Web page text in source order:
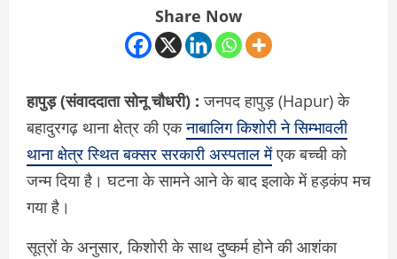
Share Now
हापुड़ (संवाददाता सोनू चौधरी) :जनपद हापुड़ (Hapur) के
बहादुरगढ़ थाना क्षेत्र की एकनाबालिग किशोरी ने सिम्भावली
थाना क्षेत्र स्थित बक्सर सरकारी अस्पताल मेंएक बच्ची को
जन्म दिया है। घटना के सामने आने के बाद इलाके में हड़कंप मच
गया है।
सूत्रों के अनुसार, किशोरी के साथ दुष्कर्म होने की आशंका